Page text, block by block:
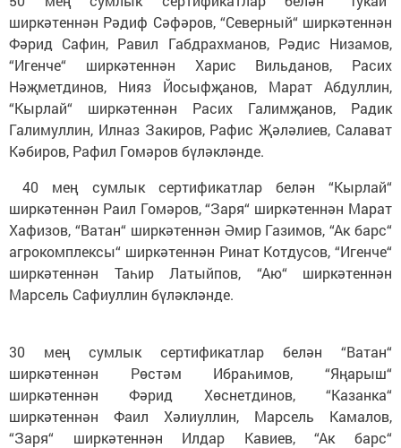
ширкәтеннән Рәдиф Сәфәров, “Северный“ ширкәтеннән
Фәрид Сафин, Равил Габдрахманов, Рәдис Низамов,
“Игенче“ ширкәтеннән Харис Вильданов, Расих
Нәҗметдинов, Нияз Йосыфҗанов, Марат Абдуллин,
“Кырлай“ ширкәтеннән Расих Галимҗанов, Радик
Галимуллин, Илназ Закиров, Рафис Җәләлиев, Салават
Кәбиров, Рафил Гомәров бүләкләнде.
40 мең сумлык сертификатлар белән “Кырлай“
ширкәтеннән Раил Гомәров, “Заря“ ширкәтеннән Марат
Хафизов, “Ватан“ ширкәтеннән Әмир Газимов, “Ак барс“
агрокомплексы“ ширкәтеннән Ринат Котдусов, “Игенче“
ширкәтеннән Таһир Латыйпов, “Аю“ ширкәтеннән
Марсель Сафиуллин бүләкләнде.
30 мең сумлык сертификатлар белән “Ватан“
ширкәтеннән Рөстәм Ибраһимов, “Яңарыш“
ширкәтеннән Фәрид Хөснетдинов, “Казанка“
ширкәтеннән Фаил Хәлиуллин, Марсель Камалов,
“Заря“ ширкәтеннән Илдар Кавиев, “Ак барс“